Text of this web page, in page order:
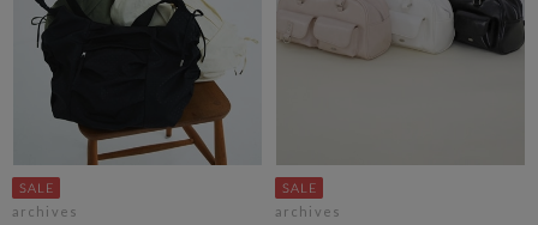
archives archives